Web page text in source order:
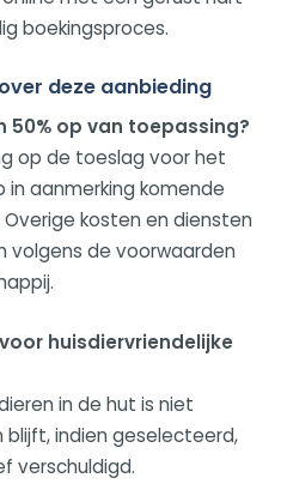
boekingsproces.
deze aanbieding
50% op van toepassing?
op de toeslag voor het
in aanmerking komende
Overige kosten en diensten
volgens de voorwaarden
huisdiervriendelijke
in de hut is niet
indien geselecteerd,
verschuldigd.